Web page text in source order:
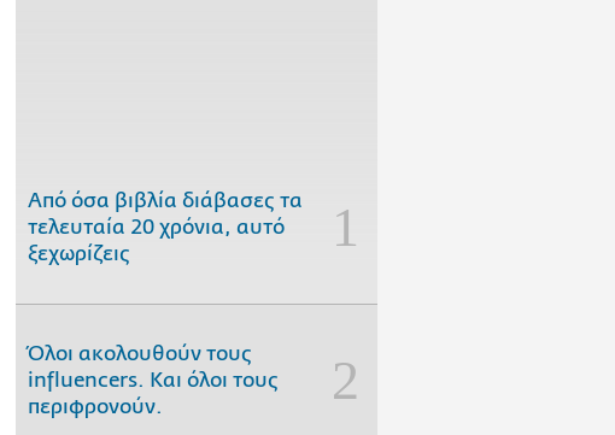
Από όσα βιβλία διάβασες τα
τελευταία 20 χρόνια, αυτό
ξεχωρίζεις
Όλοι ακολουθούν τους
influencers. Και όλοι τους
περιφρονούν.